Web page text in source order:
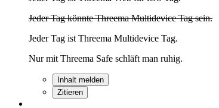
Jeder Tag könnte Threema Multidevice Tag sein.
Jeder Tag ist Threema Multidevice Tag.
Nur mit Threema Safe schläft man ruhig.
Inhalt melden
Zitieren